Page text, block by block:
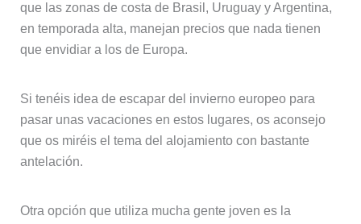
que las zonas de costa de Brasil, Uruguay y Argentina,
en temporada alta, manejan precios que nada tienen
que envidiar a los de Europa.
Si tenéis idea de escapar del invierno europeo para
pasar unas vacaciones en estos lugares, os aconsejo
que os miréis el tema del alojamiento con bastante
antelación.
Otra opción que utiliza mucha gente joven es la